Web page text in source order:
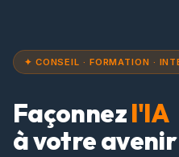
✦ CONSEIL · FORMATION ·
Façonnezl'IA
à votre avenir